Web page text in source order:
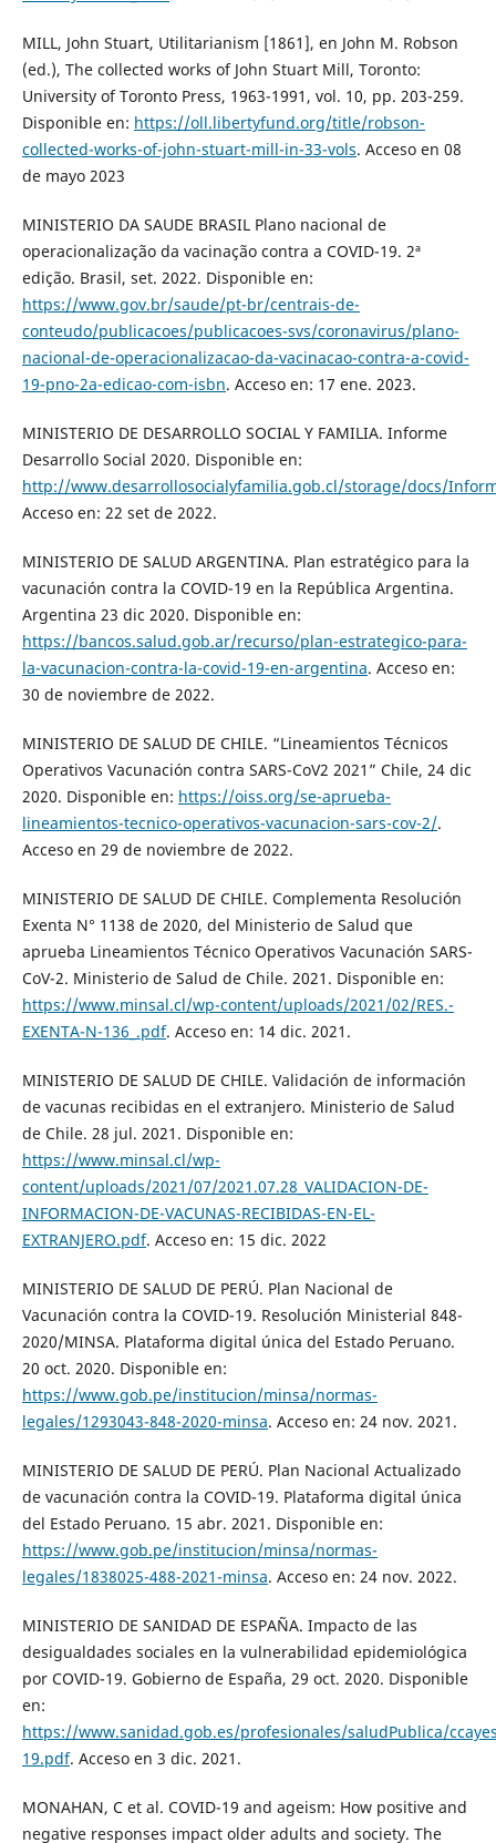
MILL, John Stuart, Utilitarianism [1861], en John M. Robson
(ed.), The collected works of John Stuart Mill, Toronto:
University of Toronto Press, 1963-1991, vol. 10, pp. 203-259.
Disponible en: https://oll.libertyfund.org/title/robson-
collected-works-of-john-stuart-mill-in-33-vols. Acceso en 08
de mayo 2023
MINISTERIO DA SAUDE BRASIL Plano nacional de
operacionalização da vacinação contra a COVID-19. 2ª
edição. Brasil, set. 2022. Disponible en:
https://www.gov.br/saude/pt-br/centrais-de-
conteudo/publicacoes/publicacoes-svs/coronavirus/plano-
nacional-de-operacionalizacao-da-vacinacao-contra-a-covid-
19-pno-2a-edicao-com-isbn. Acceso en: 17 ene. 2023.
MINISTERIO DE DESARROLLO SOCIAL Y FAMILIA. Informe
Desarrollo Social 2020. Disponible en:
http://www.desarrollosocialyfamilia.gob.cl/storage/docs/
Acceso en: 22 set de 2022.
MINISTERIO DE SALUD ARGENTINA. Plan estratégico para la
vacunación contra la COVID-19 en la República Argentina.
Argentina 23 dic 2020. Disponible en:
https://bancos.salud.gob.ar/recurso/plan-estrategico-para-
la-vacunacion-contra-la-covid-19-en-argentina. Acceso en:
30 de noviembre de 2022.
MINISTERIO DE SALUD DE CHILE. “Lineamientos Técnicos
Operativos Vacunación contra SARS-CoV2 2021” Chile, 24 dic
2020. Disponible en: https://oiss.org/se-aprueba-
lineamientos-tecnico-operativos-vacunacion-sars-cov-2/.
Acceso en 29 de noviembre de 2022.
MINISTERIO DE SALUD DE CHILE. Complementa Resolución
Exenta N° 1138 de 2020, del Ministerio de Salud que
aprueba Lineamientos Técnico Operativos Vacunación SARS-
CoV-2. Ministerio de Salud de Chile. 2021. Disponible en:
https://www.minsal.cl/wp-content/uploads/2021/02/RES.-
EXENTA-N-136_.pdf. Acceso en: 14 dic. 2021.
MINISTERIO DE SALUD DE CHILE. Validación de información
de vacunas recibidas en el extranjero. Ministerio de Salud
de Chile. 28 jul. 2021. Disponible en:
https://www.minsal.cl/wp-
content/uploads/2021/07/2021.07.28_VALIDACION-DE-
INFORMACION-DE-VACUNAS-RECIBIDAS-EN-EL-
EXTRANJERO.pdf. Acceso en: 15 dic. 2022
MINISTERIO DE SALUD DE PERÚ. Plan Nacional de
Vacunación contra la COVID-19. Resolución Ministerial 848-
2020/MINSA. Plataforma digital única del Estado Peruano.
20 oct. 2020. Disponible en:
https://www.gob.pe/institucion/minsa/normas-
legales/1293043-848-2020-minsa. Acceso en: 24 nov. 2021.
MINISTERIO DE SALUD DE PERÚ. Plan Nacional Actualizado
de vacunación contra la COVID-19. Plataforma digital única
del Estado Peruano. 15 abr. 2021. Disponible en:
https://www.gob.pe/institucion/minsa/normas-
legales/1838025-488-2021-minsa. Acceso en: 24 nov. 2022.
MINISTERIO DE SANIDAD DE ESPAÑA. Impacto de las
desigualdades sociales en la vulnerabilidad epidemiológica
por COVID-19. Gobierno de España, 29 oct. 2020. Disponible
en:
https://www.sanidad.gob.es/profesionales/saludPublica/
19.pdf. Acceso en 3 dic. 2021.
MONAHAN, C et al. COVID-19 and ageism: How positive and
negative responses impact older adults and society. The